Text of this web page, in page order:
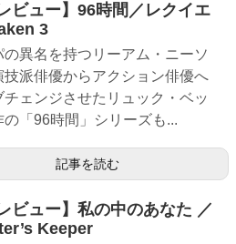
ビュー】96時間／レクイエ
3
の異名を持つリーアム・ニーソ
技派俳優からアクション俳優へ
チェンジさせたリュック・ベッ
の「96時間」シリーズも...
記事を読む
ビュー】私の中のあなた ／
Keeper